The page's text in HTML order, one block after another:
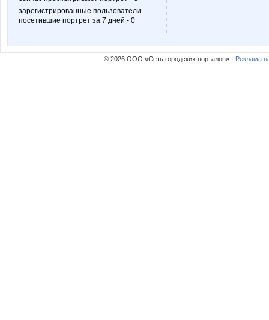
зарегистрированные пользователи
посетившие портрет за 7 дней - 0
© 2026 ООО «Сеть городских порталов» · Реклама